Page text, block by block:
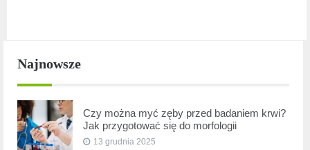
Najnowsze
Czy można myć zęby przed badaniem krwi?
Jak przygotować się do morfologii
13 grudnia 2025